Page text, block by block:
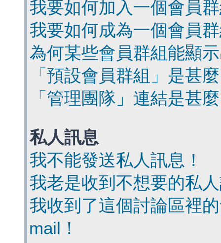
我要如何加入一個會員
我要如何成為一個會員
為何某些會員群組能顯
「預設會員群組」是甚
「管理團隊」連結是甚
私人訊息
我不能發送私人訊息！
我老是收到不想要的私
我收到了這個討論區裡
mail！